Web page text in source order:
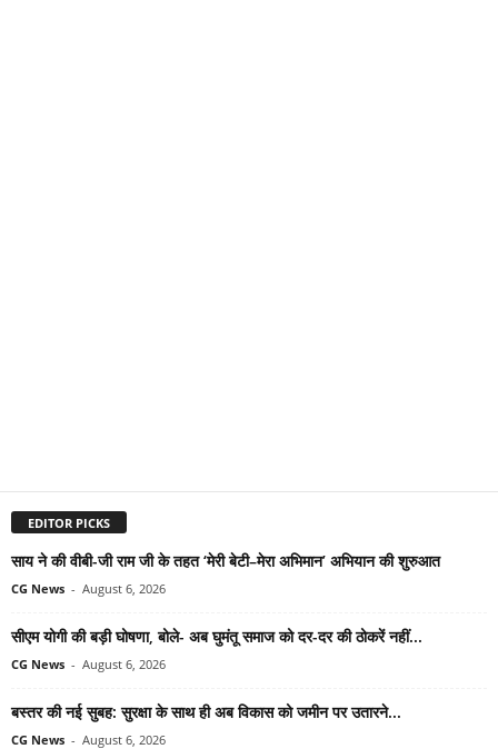
EDITOR PICKS
साय ने की वीबी-जी राम जी के तहत ‘मेरी बेटी–मेरा अभिमान’ अभियान की शुरुआत
CG News - August 6, 2026
सीएम योगी की बड़ी घोषणा, बोले- अब घुमंतू समाज को दर-दर की ठोकरें नहीं...
CG News - August 6, 2026
बस्तर की नई सुबह: सुरक्षा के साथ ही अब विकास को जमीन पर उतारने...
CG News - August 6, 2026